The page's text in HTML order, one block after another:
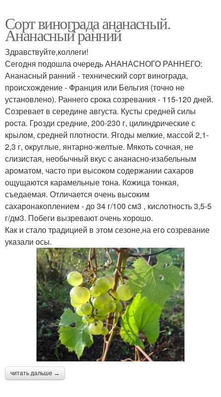
Сорт винограда ананасный.
Ананасный ранний
Здравствуйте,коллеги!
Сегодня подошла очередь АНАНАСНОГО РАННЕГО:
Ананасный ранний - технический сорт винограда,
происхождение - Франция или Бельгия (точно не
установлено). Раннего срока созревания - 115-120 дней.
Созревает в середине августа. Кусты средней силы
роста. Грозди средние, 200-230 г, цилиндрические с
крылом, средней плотности. Ягоды мелкие, массой 2,1-
2,3 г, округлые, янтарно-желтые. Мякоть сочная, не
слизистая, необычный вкус с ананасно-изабельным
ароматом, часто при высоком содержании сахаров
ощущаются карамельные тона. Кожица тонкая,
съедаемая. Отличается очень высоким
сахаронакоплением - до 34 г/100 см3 , кислотность 3,5-5
г/дм3. Побеги вызревают очень хорошо.
Как и стало традицией в этом сезоне,на его созревание
указали осы.
читать дальше →